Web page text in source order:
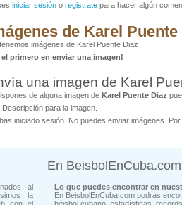
iniciar sesión o registrate para hacer algún
de Karel Puente
imágenes de Karel Puente Diaz
el primero en enviar una imagen!
una imagen de Karel
de alguna imagen de Karel Puente Diaz
Descripción para la imagen.
iniciado sesión. No puedes enviar imágenes.
al
la
En BeisbolEnCuba.com
Lo que puedes encontrar en
En BeisbolEnCuba.com podrás